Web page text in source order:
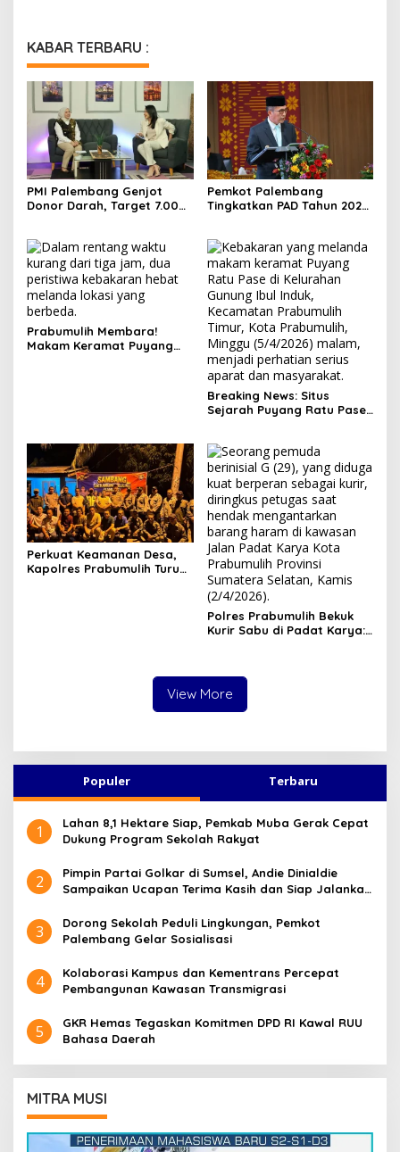
KABAR TERBARU :
PMI Palembang Genjot
Donor Darah, Target 7.000
Pemkot Palembang
Tingkatkan PAD Tahun 2026
Prabumulih Membara!
Makam Keramat Puyang
Breaking News: Situs
Sejarah Puyang Ratu Pase
Perkuat Keamanan Desa,
Kapolres Prabumulih Turun
Polres Prabumulih Bekuk
Kurir Sabu di Padat Karya:
Gagal Total!
View More
Populer Terbaru
1
Lahan 8,1 Hektare Siap, Pemkab Muba Gerak Cepat
Dukung Program Sekolah Rakyat
2
Pimpin Partai Golkar di Sumsel, Andie Dinialdie
Sampaikan Ucapan Terima Kasih dan Siap Jalankan
3
Dorong Sekolah Peduli Lingkungan, Pemkot
Palembang Gelar Sosialisasi
4
Kolaborasi Kampus dan Kementrans Percepat
Pembangunan Kawasan Transmigrasi
5
GKR Hemas Tegaskan Komitmen DPD RI Kawal RUU
Bahasa Daerah
MITRA MUSI